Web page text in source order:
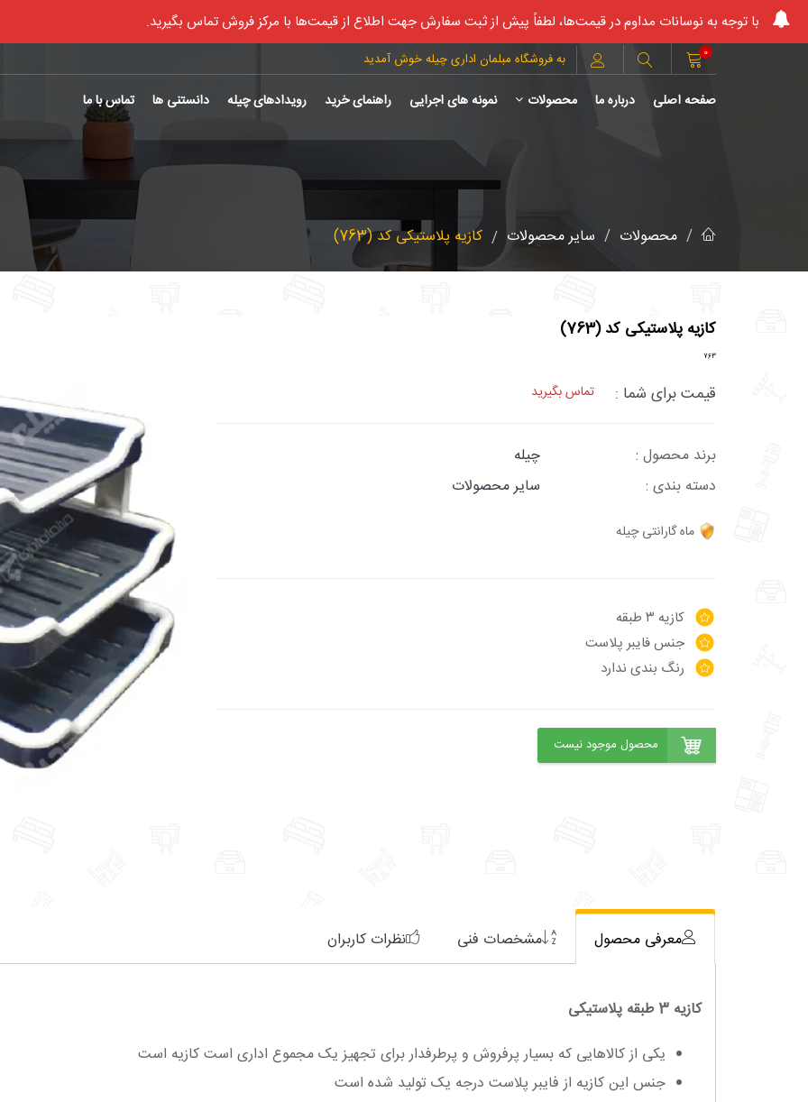
با توجه به نوسانات مداوم در قیمت‌ها، لطفاً پیش از ثبت سفارش جهت اطلاع از قیمت‌ها با مرکز فروش تماس بگیرید.
به فروشگاه مبلمان اداری چیله خوش آمدید 0
صفحه اصلی درباره ما محصولات نمونه های اجرایی راهنمای خرید رویدادهای چیله دانستنی ها تماس با ما
محصولات سایر محصولات کازیه پلاستیکی کد (763)
کازیه پلاستیکی کد (763)
763
قیمت برای شما : تماس بگیرید
برند محصول :
چیله
دسته بندی :
سایر محصولات
ماه گارانتی چیله
کازیه ۳ طبقه
جنس فایبر پلاست
رنگ بندی ندارد
معرفی محصول مشخصات فنی نظرات کاربران
کازیه 3 طبقه پلاستیکی
یکی از کالاهایی که بسیار پرفروش و پرطرفدار برای تجهیز یک مجموع اداری است کازیه است
جنس این کازیه از فایبر پلاست درجه یک تولید شده است